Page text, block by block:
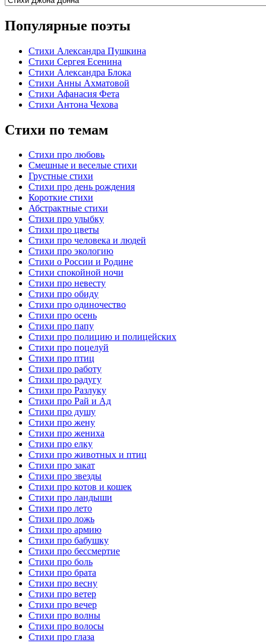
Популярные поэты
Стихи Александра Пушкина
Стихи Сергея Есенина
Стихи Александра Блока
Стихи Анны Ахматовой
Стихи Афанасия Фета
Стихи Антона Чехова
Стихи по темам
Стихи про любовь
Смешные и веселые стихи
Грустные стихи
Стихи про день рождения
Короткие стихи
Абстрактные стихи
Стихи про улыбку
Стихи про цветы
Стихи про человека и людей
Стихи про экологию
Стихи о России и Родине
Стихи спокойной ночи
Стихи про невесту
Стихи про обиду
Стихи про одиночество
Стихи про осень
Стихи про папу
Стихи про полицию и полицейских
Стихи про поцелуй
Стихи про птиц
Стихи про работу
Стихи про радугу
Стихи про Разлуку
Стихи про Рай и Ад
Стихи про душу
Стихи про жену
Стихи про жениха
Стихи про елку
Стихи про животных и птиц
Стихи про закат
Стихи про звезды
Стихи про котов и кошек
Стихи про ландыши
Стихи про лето
Стихи про ложь
Стихи про армию
Стихи про бабушку
Стихи про бессмертие
Стихи про боль
Стихи про брата
Стихи про весну
Стихи про ветер
Стихи про вечер
Стихи про волны
Стихи про волосы
Стихи про глаза